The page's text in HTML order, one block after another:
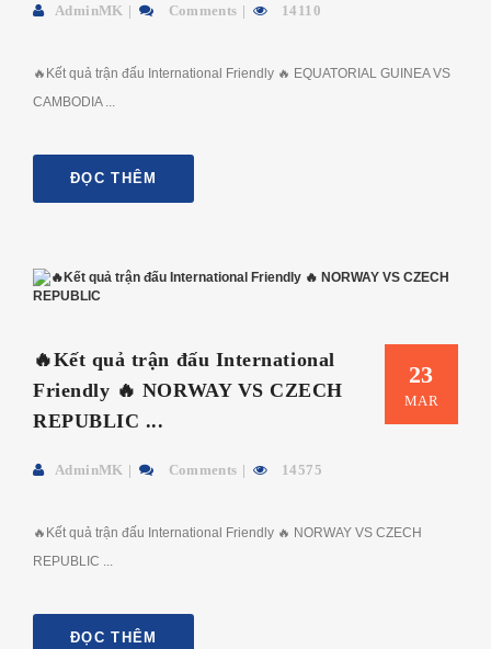
AdminMK Comments 14110
🔥Kết quả trận đấu International Friendly 🔥 EQUATORIAL GUINEA VS
CAMBODIA ...
ĐỌC THÊM
23
MAR
🔥Kết quả trận đấu International
Friendly 🔥 NORWAY VS CZECH
REPUBLIC ...
AdminMK Comments 14575
🔥Kết quả trận đấu International Friendly 🔥 NORWAY VS CZECH
REPUBLIC ...
ĐỌC THÊM